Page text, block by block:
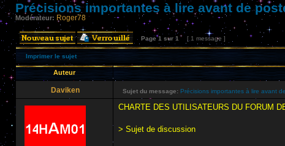
Précisions importantes à lire avant de
Modérateur: Roger78
Page1 sur 1 [ 1 message ]
Imprimer le sujet
Auteur
Daviken Sujet du message: Précisions importantes à lire avant
CHARTE DES UTILISATEURS DU FORUM
> Sujet de discussion